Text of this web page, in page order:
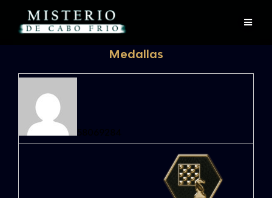
Medallas